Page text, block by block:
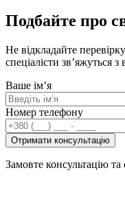
Подбайте про
Не відкладайте
спеціалісти зв’яжуться з
Ваше ім’я
Номер телефону
Замовте консультацію